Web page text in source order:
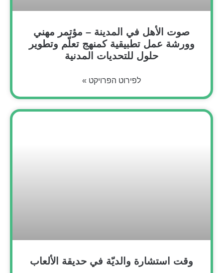
صوت الأهل في المدينة – مؤتمر مهني
وورشة عمل تطبيقية كمنهج تعلّم وتطوير
حلول للتحديات المدنية
לפירוט הפרויקט »
وقت استشارة والديّة في حديقة الألعاب